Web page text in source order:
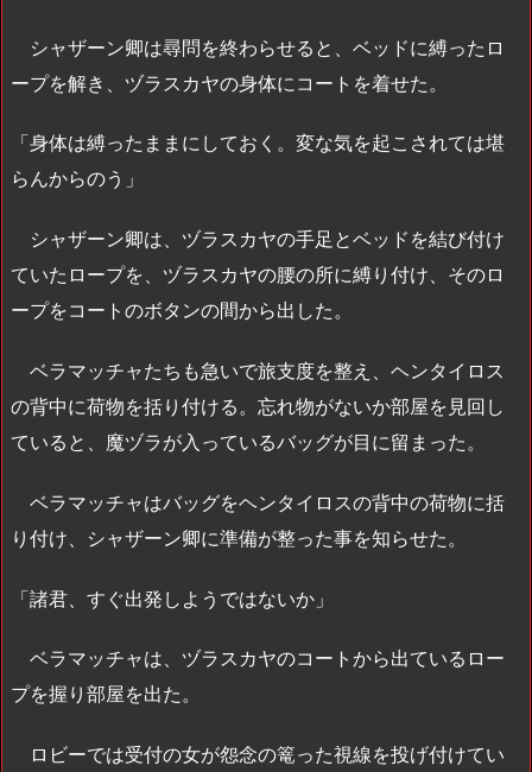
シャザーン卿は尋問を終わらせると、ベッドに縛ったロ
ープを解き、ヅラスカヤの身体にコートを着せた。
「身体は縛ったままにしておく。変な気を起こされては堪
らんからのう」
シャザーン卿は、ヅラスカヤの手足とベッドを結び付け
ていたロープを、ヅラスカヤの腰の所に縛り付け、そのロ
ープをコートのボタンの間から出した。
ベラマッチャたちも急いで旅支度を整え、ヘンタイロス
の背中に荷物を括り付ける。忘れ物がないか部屋を見回し
ていると、魔ヅラが入っているバッグが目に留まった。
ベラマッチャはバッグをヘンタイロスの背中の荷物に括
り付け、シャザーン卿に準備が整った事を知らせた。
「諸君、すぐ出発しようではないか」
ベラマッチャは、ヅラスカヤのコートから出ているロー
プを握り部屋を出た。
ロビーでは受付の女が怨念の篭った視線を投げ付けてい